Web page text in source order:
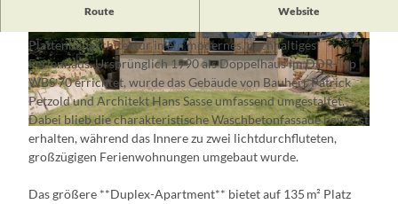
© KKROM.services Tobias König und Michael Romstöck Vielle
© KKROM.services Tobias König und Michael
Romstöck Vielle
© KKROM.services Tobias König und Michael
Romstöck Vielle
Route Website
Das Palais Brut in Müncheberg ist ein herausragendes
Plattenbauarchitektur in ein modernes, nachhaltiges
Ferienhaus. Ursprünglich 1990 als Doppelhaus im DDR-Typ
WBS 70 errichtet, wurde das Gebäude von Bauherr Patrick
Petzold und Architekt Hans Sasse umfassend umgestaltet.
Dabei blieb die charakteristische Waschbetonfassade bewusst
erhalten, während das Innere zu zwei lichtdurchfluteten,
großzügigen Ferienwohnungen umgebaut wurde.
Das größere **Duplex-Apartment** bietet auf 135 m² Platz